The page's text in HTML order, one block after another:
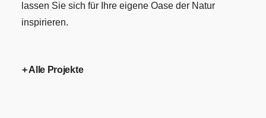
lassen Sie sich für Ihre eigene Oase der Natur
inspirieren.
+ Alle Projekte